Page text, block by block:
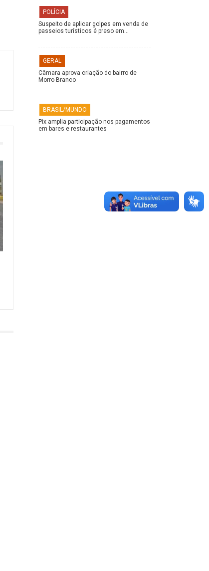
POLÍCIA
Suspeito de aplicar golpes em venda de
passeios turísticos é preso em…
GERAL
Câmara aprova criação do bairro de
Morro Branco
BRASIL/MUNDO
Pix amplia participação nos pagamentos
em bares e restaurantes